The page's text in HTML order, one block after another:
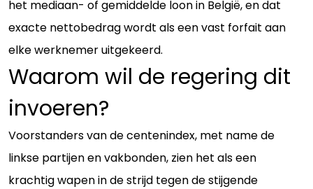
het mediaan- of gemiddelde loon in België, en dat
exacte nettobedrag wordt als een vast forfait aan
elke werknemer uitgekeerd.
Waarom wil de regering dit
invoeren?
Voorstanders van de centenindex, met name de
linkse partijen en vakbonden, zien het als een
krachtig wapen in de strijd tegen de stijgende